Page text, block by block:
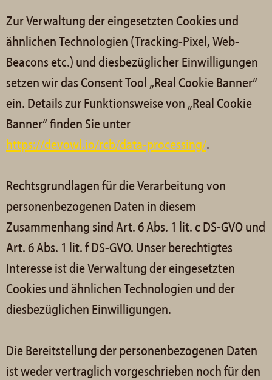
Zur Verwaltung der eingesetzten Cookies und
ähnlichen Technologien (Tracking-Pixel, Web-
Beacons etc.) und diesbezüglicher Einwilligungen
setzen wir das Consent Tool „Real Cookie Banner“
ein. Details zur Funktionsweise von „Real Cookie
Banner“ finden Sie unter
https://devowl.io/rcb/data-processing/.
Rechtsgrundlagen für die Verarbeitung von
personenbezogenen Daten in diesem
Zusammenhang sind Art. 6 Abs. 1 lit. c DS-GVO und
Art. 6 Abs. 1 lit. f DS-GVO. Unser berechtigtes
Interesse ist die Verwaltung der eingesetzten
Cookies und ähnlichen Technologien und der
diesbezüglichen Einwilligungen.
Die Bereitstellung der personenbezogenen Daten
ist weder vertraglich vorgeschrieben noch für den